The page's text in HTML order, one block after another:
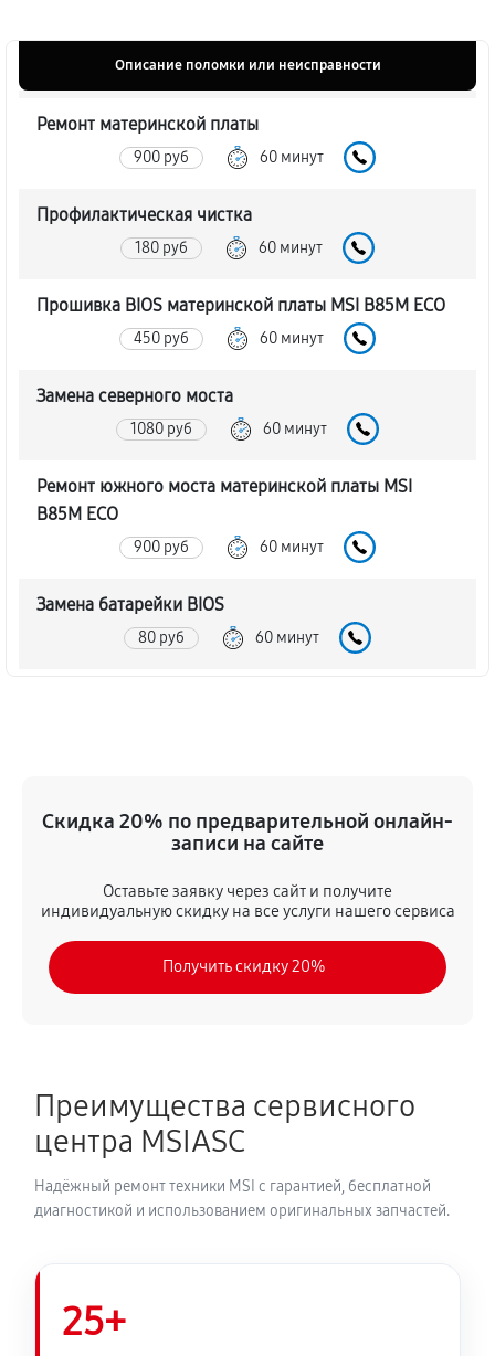
Описание поломки или неисправности
Ремонт материнской платы
900 руб 60 минут
Профилактическая чистка
180 руб 60 минут
Прошивка BIOS материнской платы MSI B85M ECO
450 руб 60 минут
Замена северного моста
1080 руб 60 минут
Ремонт южного моста материнской платы MSI
B85M ECO
900 руб 60 минут
Замена батарейки BIOS
80 руб 60 минут
Скидка 20% по предварительной онлайн-
записи на сайте
Оставьте заявку через сайт и получите
индивидуальную скидку на все услуги нашего сервиса
Получить скидку 20%
Преимущества сервисного
центра MSIASC
Надёжный ремонт техники MSI с гарантией, бесплатной
диагностикой и использованием оригинальных запчастей.
25+